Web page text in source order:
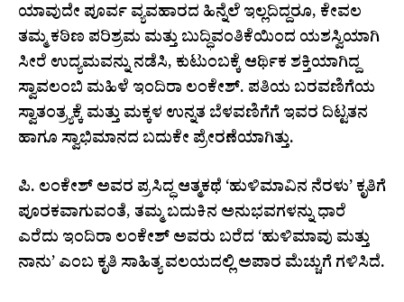
ಯಾವುದೇ ಪೂರ್ವ ವ್ಯವಹಾರದ ಹಿನ್ನೆಲೆ ಇಲ್ಲದಿದ್ದರೂ, ಕೇವಲ
ತಮ್ಮ ಕಠಿಣ ಪರಿಶ್ರಮ ಮತ್ತು ಬುದ್ಧಿವಂತಿಕೆಯಿಂದ ಯಶಸ್ವಿಯಾಗಿ
ಸೀರೆ ಉದ್ಯಮವನ್ನು ನಡೆಸಿ, ಕುಟುಂಬಕ್ಕೆ ಆರ್ಥಿಕ ಶಕ್ತಿಯಾಗಿದ್ದ
ಸ್ವಾವಲಂಬಿ ಮಹಿಳೆ ಇಂದಿರಾ ಲಂಕೇಶ್. ಪತಿಯ ಬರವಣಿಗೆಯ
ಸ್ವಾತಂತ್ರ್ಯಕ್ಕೆ ಮತ್ತು ಮಕ್ಕಳ ಉನ್ನತ ಬೆಳವಣಿಗೆಗೆ ಇವರ ದಿಟ್ಟತನ
ಹಾಗೂ ಸ್ವಾಭಿಮಾನದ ಬದುಕೇ ಪ್ರೇರಣೆಯಾಗಿತ್ತು.
ಪಿ. ಲಂಕೇಶ್ ಅವರ ಪ್ರಸಿದ್ಧ ಆತ್ಮಕಥೆ ‘ಹುಳಿಮಾವಿನ ನೆರಳು’ ಕೃತಿಗೆ
ಪೂರಕವಾಗುವಂತೆ, ತಮ್ಮ ಬದುಕಿನ ಅನುಭವಗಳನ್ನು ಧಾರೆ
ಎರೆದು ಇಂದಿರಾ ಲಂಕೇಶ್ ಅವರು ಬರೆದ ‘ಹುಳಿಮಾವು ಮತ್ತು
ನಾನು’ ಎಂಬ ಕೃತಿ ಸಾಹಿತ್ಯ ವಲಯದಲ್ಲಿ ಅಪಾರ ಮೆಚ್ಚುಗೆ ಗಳಿಸಿದೆ.